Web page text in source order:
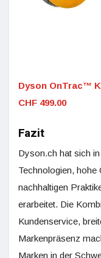
Dyson OnTrac™
CHF 499.00
Fazit
Dyson.ch hat sich
Technologien, hohe
nachhaltigen
erarbeitet. Die
Kundenservice,
Markenpräsenz
Marken in der